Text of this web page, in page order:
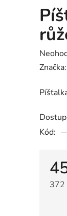
Značka:
Kód:
372